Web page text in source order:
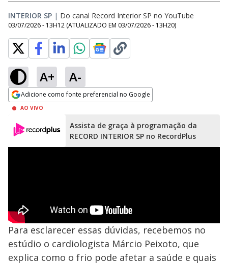
INTERIOR SP | Do canal Record Interior SP no YouTube
03/07/2026 - 13H12 (ATUALIZADO EM 03/07/2026 - 13H20)
A+ A-
Adicione como fonte preferencial no Google
Opens in new window
AO VIVO
Assista de graça à programação da
RECORD INTERIOR SP no RecordPlus
Para esclarecer essas dúvidas, recebemos no
estúdio o cardiologista Márcio Peixoto, que
explica como o frio pode afetar a saúde e quais